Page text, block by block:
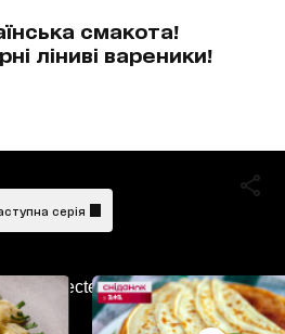
смакота!
ліниві вареники!
серія